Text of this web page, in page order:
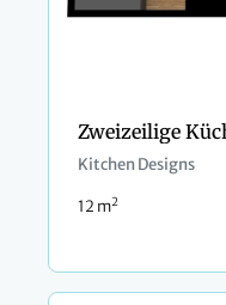
Zweizeilige
Kitchen Designs
12 m2